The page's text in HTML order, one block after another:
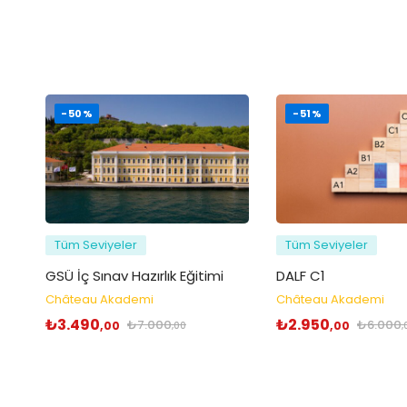
-50%
Tüm Seviyeler
GSÜ İç Sınav Hazırlık Eğitimi
Château Akademi
₺3.490,00 ₺7.000,00
-51%
Tüm Seviyeler
DALF C1
Château Akademi
₺2.950,00 ₺6.000